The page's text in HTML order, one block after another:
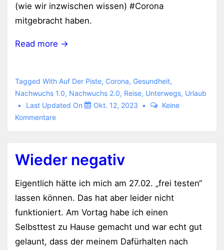
(wie wir inzwischen wissen) #Corona
mitgebracht haben.
Read more →
Tagged With Auf Der Piste, Corona, Gesundheit,
Nachwuchs 1.0, Nachwuchs 2.0, Reise, Unterwegs, Urlaub
Last Updated On
Okt. 12, 2023
Keine
Kommentare
Wieder negativ
Eigentlich hätte ich mich am 27.02. „frei testen“
lassen können. Das hat aber leider nicht
funktioniert. Am Vortag habe ich einen
Selbsttest zu Hause gemacht und war echt gut
gelaunt, dass der meinem Dafürhalten nach